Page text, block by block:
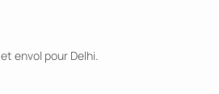
envol pour Delhi.